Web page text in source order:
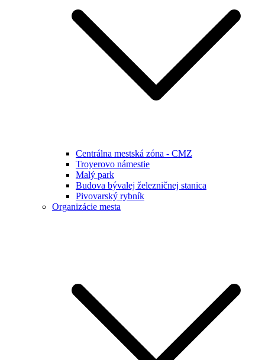
Centrálna mestská zóna - CMZ
Troyerovo námestie
Malý park
Budova bývalej železničnej stanica
Pivovarský rybník
Organizácie mesta